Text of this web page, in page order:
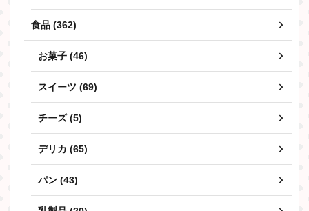
食品 (362)
お菓子 (46)
スイーツ (69)
チーズ (5)
デリカ (65)
パン (43)